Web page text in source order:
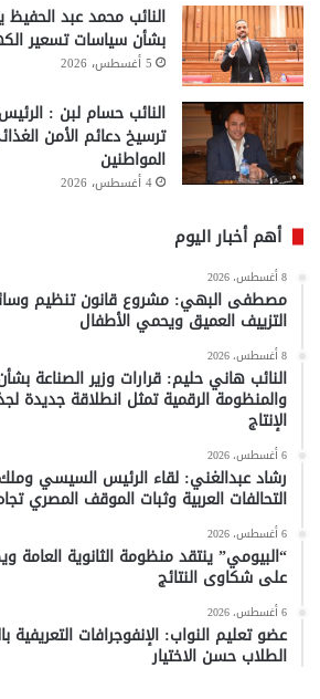
النائب محمد عبد
بشأن سياسات تسعير
5 أغسطس، 2026
النائب حسام لبن :
ترسيخ دعائم الأمن
المواطنين
4 أغسطس، 2026
أهم أخبار اليوم
8 أغسطس، 2026
مصطفى البهي: مشروع قانون تنظيم
التزييف العميق ويحمي الأطفال
8 أغسطس، 2026
النائب هاني حليم: قرارات وزير الصناعة
والمنظومة الرقمية تمثل انطلاقة جديدة
الإنتاج
6 أغسطس، 2026
رشاد عبدالغني: لقاء الرئيس السيسي
التحالفات العربية وثبات الموقف المصري
6 أغسطس، 2026
“البيومي” ينتقد منظومة الثانوية العامة
على شكاوى النتائج
6 أغسطس، 2026
عضو تعليم النواب: الإنفوجرافات
الطلاب حسن الاختيار